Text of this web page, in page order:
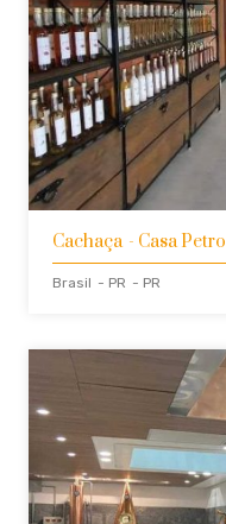
Cachaça - Casa Petro
Brasil - PR - PR